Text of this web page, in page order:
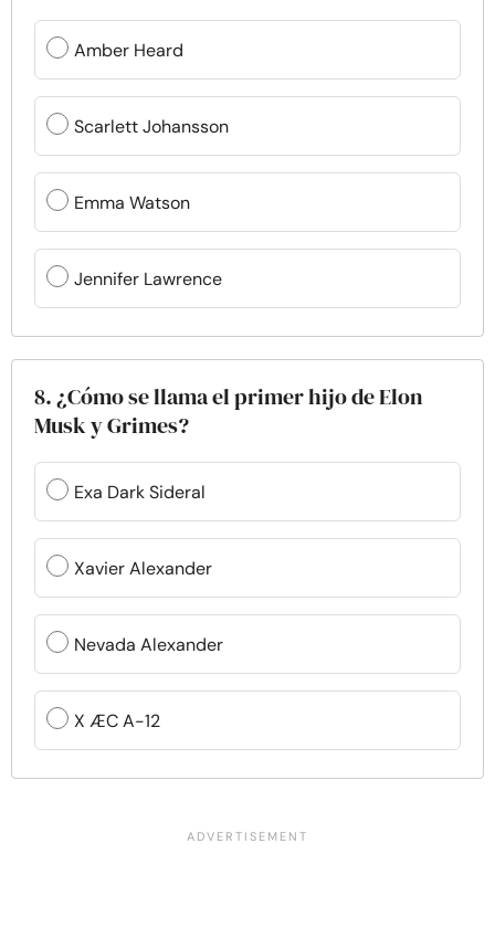
Amber Heard
Scarlett Johansson
Emma Watson
Jennifer Lawrence
8. ¿Cómo se llama el primer hijo de Elon
Musk y Grimes?
Exa Dark Sideral
Xavier Alexander
Nevada Alexander
X ÆC A-12